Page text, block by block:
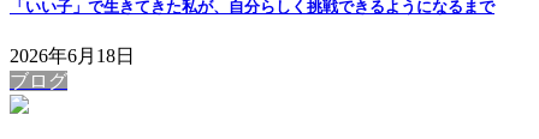
「いい子」で生きてきた私が、自分らしく挑戦できるようになるまで
2026年6月18日
ブログ